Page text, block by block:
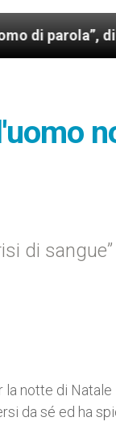
dietro le
di sangue”
notte di
da sé ed ha